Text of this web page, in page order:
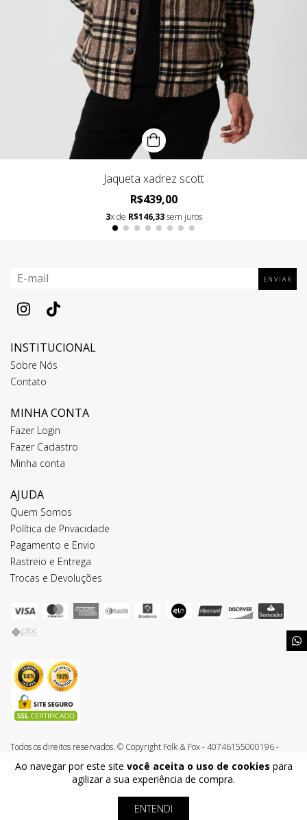
Ao navegar por este site você aceita o uso de cookies para
agilizar a sua experiência de compra.
ENTENDI
Jaqueta xadrez scott
R$439,00
3x de R$146,33sem juros
INSTITUCIONAL
Sobre Nós
Contato
MINHA CONTA
Fazer Login
Fazer Cadastro
Minha conta
AJUDA
Quem Somos
Política de Privacidade
Pagamento e Envio
Rastreio e Entrega
Trocas e Devoluções
Todos os direitos reservados. © Copyright Folk & Fox - 40746155000196 -